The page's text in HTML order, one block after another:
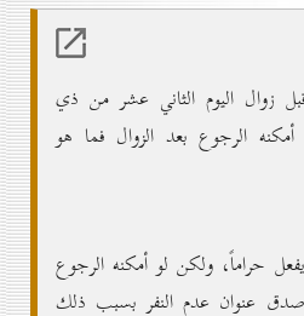
زوال اليوم الثاني عشر من ذي
الرجوع بعد الزوال فما هو
حراماً، ولكن لو أمكنه الرجوع
عنوان عدم النفر بسبب ذلك